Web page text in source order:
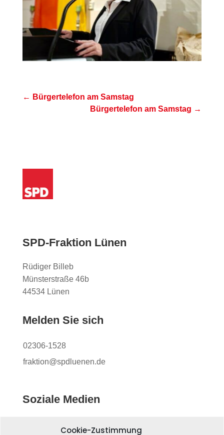
Cookie-Zustimmung
← Bürgertelefon am Samstag
Bürgertelefon am Samstag →
SPD-Fraktion Lünen
Rüdiger Billeb
Münsterstraße 46b
44534 Lünen
Melden Sie sich
02306-1528
fraktion@spdluenen.de
Soziale Medien